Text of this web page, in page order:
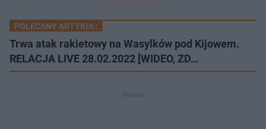
POLECANY ARTYKUŁ:
Trwa atak rakietowy na Wasylków pod Kijowem.
RELACJA LIVE 28.02.2022 [WIDEO, ZD…